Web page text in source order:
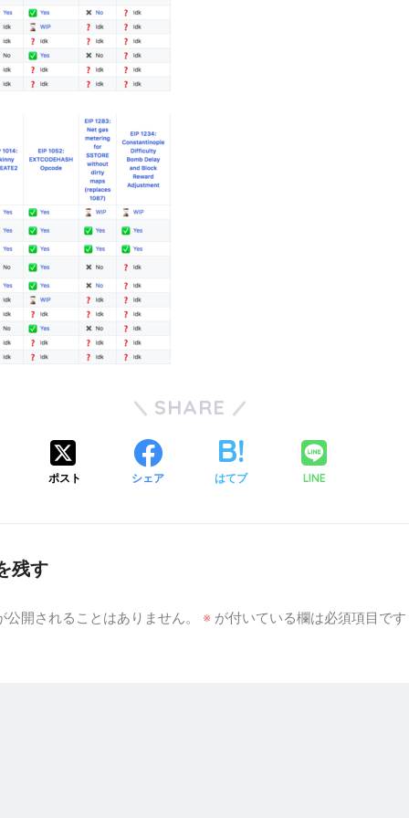
SHARE
ポスト シェア はてブ LINE
残す
開されることはありません。 ※が付いている欄は必須項目です